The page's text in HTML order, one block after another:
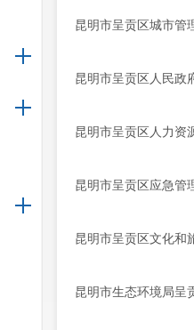
昆明市呈贡区城市管
昆明市呈贡区人民政
昆明市呈贡区人力资
昆明市呈贡区应急管
昆明市呈贡区文化和
昆明市生态环境局呈